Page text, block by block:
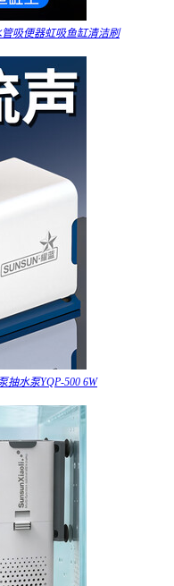
吸便器虹吸鱼缸清洁刷
抽水泵YQP-500 6W